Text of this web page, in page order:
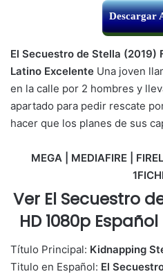
Descargar
El Secuestro de Stella (2019)
Latino Excelente Una joven
en la calle por 2 hombres y
apartado para pedir rescate
hacer que los planes de sus
MEGA | MEDIAFIRE |
Ver El Secuestro
HD 1080p
Título Principal: Kidnapping
Titulo en Español: El